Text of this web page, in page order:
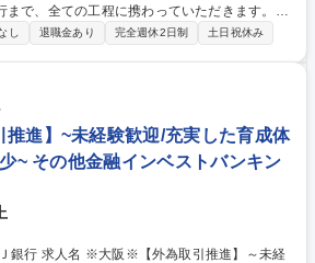
で、全ての工程に携わっていただきます。
トプランの立案：テスト計画の作成。各ゲー
確認。特に格闘ゲームやアクションゲームの
ストが求められます。■バグ報告：発見した
、修正と再テストを繰り返します。 ※他の業務
闘ゲームが好きな未経
管理課 格闘ゲームテスター
し 退職金あり 完全週休2日制 土日祝休み
進】~未経験歓迎/充実した育成体
~ その他金融インベストバンキン
進】～未経